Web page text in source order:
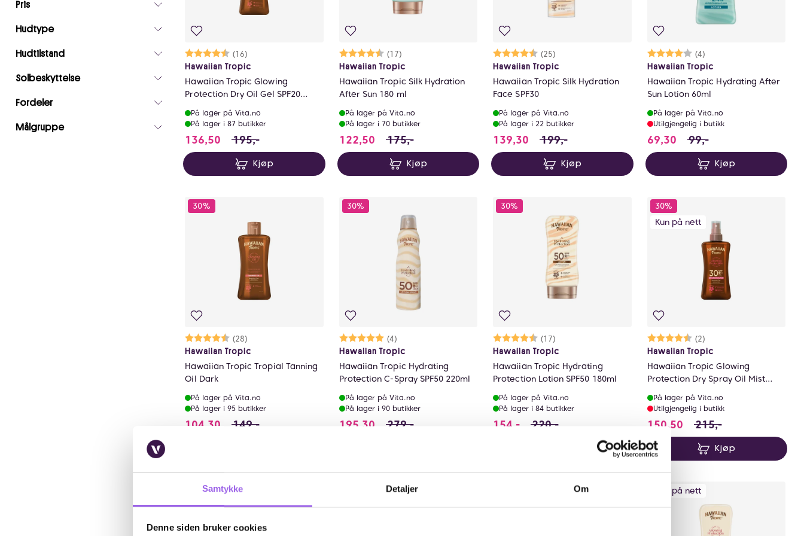
Samtykke Detaljer Om
Denne siden bruker cookies
filtre
Pris
Hudtype
Hudtilstand
Solbeskyttelse
Fordeler
Målgruppe
Karakter:
(16)
4.1 av 5 mulige
Hawaiian Tropic
Hawaiian Tropic Glowing
Protection Dry Oil Gel SPF20
På lager på Vita.no
På lager i 87 butikker
136,50 136.5 i stedet for 195 NOK, du sparer 58.5 NOK
195,-
Kjøp
Karakter:
(17)
4.6 av 5 mulige
Hawaiian Tropic
Hawaiian Tropic Silk Hydration
After Sun 180 ml
På lager på Vita.no
På lager i 70 butikker
122,50 122.5 i stedet for 175 NOK, du sparer 52.5 NOK
175,-
Kjøp
Karakter:
(25)
4.8 av 5 mulige
Hawaiian Tropic
Hawaiian Tropic Silk Hydration
Face SPF30
På lager på Vita.no
På lager i 22 butikker
139,30 139.3 i stedet for 199 NOK, du sparer
199,-
Kjøp
Karakter:
(4)
4.0 av 5 mulige
Hawaiian Tropic
Hawaiian Tropic Hydrating After
Sun Lotion 60ml
På lager på Vita.no
Utilgjengelig i butikk
69,30 69.3 i stedet for 99 NOK,
99,-
Kjøp
30%
Karakter:
(28)
4.6 av 5 mulige
Hawaiian Tropic
Hawaiian Tropic Tropial Tanning
Oil Dark
På lager på Vita.no
På lager i 95 butikker
104,30 104.3 i stedet for 149 NOK, du sparer 44.7 NOK
149,-
30%
Karakter:
(4)
5.0 av 5 mulige
Hawaiian Tropic
Hawaiian Tropic Hydrating
Protection C-Spray SPF50 220ml
På lager på Vita.no
På lager i 90 butikker
195,30 195.3 i stedet for 279 NOK, du sparer 83.69999999999999 NOK
279,-
30%
Karakter:
(17)
4.8 av 5 mulige
Hawaiian Tropic
Hawaiian Tropic Hydrating
Protection Lotion SPF50 180ml
På lager på Vita.no
På lager i 84 butikker
154,- 154 i stedet for 220 NOK, du sparer 66 NOK
220,-
30%
Kun på nett
Karakter:
(2)
4.5 av 5 mulige
Hawaiian Tropic
Hawaiian Tropic Glowing
Protection Dry Spray Oil Mist
På lager på Vita.no
Utilgjengelig i butikk
150,50 150.5 i stedet for 215
215,-
Kjøp
30%
Kun på nett
Kun på nett
Kun på nett